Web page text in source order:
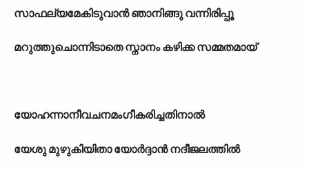
സാഫല്യമേകിടുവാൻ ഞാനിങ്ങു വന്നിരിപ്പൂ
മറുത്തുചൊന്നിടാതെ സ്നാനം കഴിക്ക സമ്മതമായ്
യോഹന്നാനീവചനമംഗീകരിച്ചതിനാൽ
യേശു മുഴുകിയിതാ യോർദ്ദാൻ നദീജലത്തിൽ